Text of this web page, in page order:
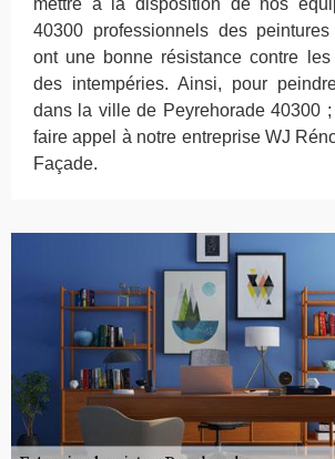
mettre à la disposition de nos
40300 professionnels des
ont une bonne résistance contre
des intempéries. Ainsi, pour
dans la ville de Peyrehorade 40300 ;
faire appel à notre entreprise WJ
Façade.